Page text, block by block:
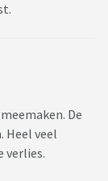
De
Heel veel
verlies.